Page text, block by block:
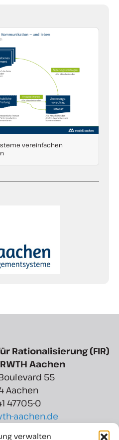
verwalten
vereinfachen
Rationalisierung (FIR)
Aachen
55
Aachen
47705-0
aachen.de